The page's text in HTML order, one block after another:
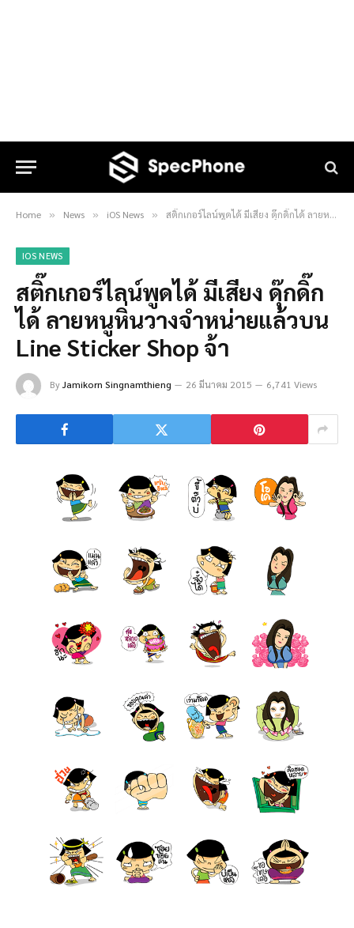
Home » News » iOS News » สติ๊กเกอร์ไลน์พูดได้ มีเสียง ดุ๊กดิ๊กได้ ลายหนูหิ่นวางจำหน่ายแล้วบน Line Sticker Shop จ้า
IOS NEWS
สติ๊กเกอร์ไลน์พูดได้ มีเสียง ดุ๊กดิ๊ก
ได้ ลายหนูหิ่นวางจำหน่ายแล้วบน
Line Sticker Shop จ้า
ByJamikorn Singnamthieng 26 มีนาคม 2015 6,741 Views